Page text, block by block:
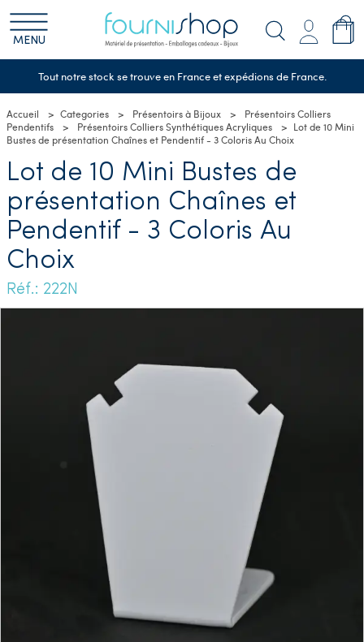
MENU
Tout notre stock se trouve en France et expédions de France.
Accueil Categories Présentoirs à Bijoux
Présentoirs Colliers
Pendentifs
Présentoirs Colliers Synthétiques Acryliques
Lot de 10 Mini
Bustes de présentation Chaînes et Pendentif - 3 Coloris Au Choix
Lot de 10 Mini Bustes de
présentation Chaînes et
Pendentif - 3 Coloris Au
Choix
Réf.: 222N